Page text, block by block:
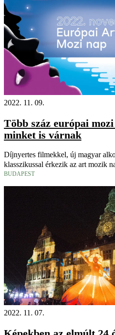
2022. 11. 09.
Több száz európai
minket is várnak
Díjnyertes filmekkel, új magyar
klasszikussal érkezik az art mozik
BUDAPEST
2022. 11. 07.